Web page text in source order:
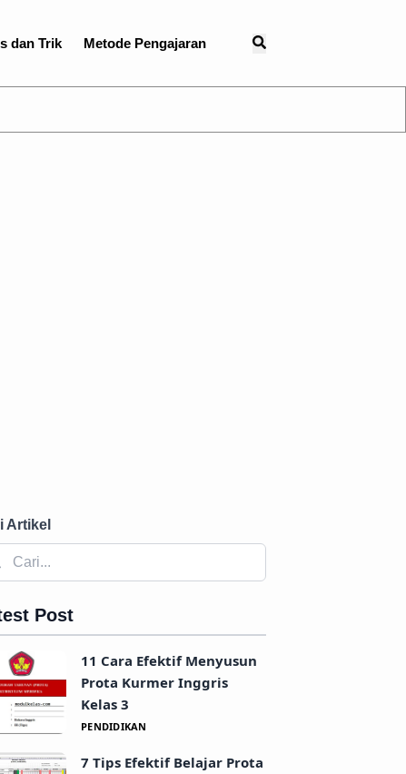
dan Trik Metode Pengajaran
Artikel
Post
11 Cara Efektif Menyusun
Prota Kurmer Inggris
Kelas 3
PENDIDIKAN
7 Tips Efektif Belajar Prota